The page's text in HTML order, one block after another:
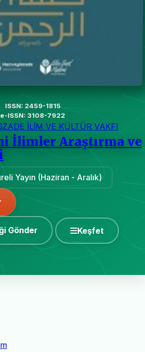
ISSN: 2459-1815
e-ISSN: 3108-7922
İLİM VE KÜLTÜR VAKFI
İlimler Araştırma ve
Yayın (Haziran - Aralık)
Gönder Keşfet